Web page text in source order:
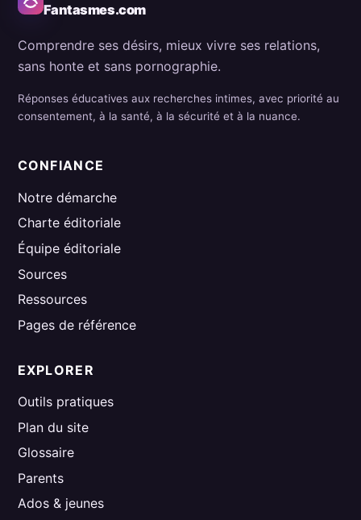
Fantasmes.com
Comprendre ses désirs, mieux vivre ses relations,
sans honte et sans pornographie.
Réponses éducatives aux recherches intimes, avec priorité au
consentement, à la santé, à la sécurité et à la nuance.
CONFIANCE
Notre démarche
Charte éditoriale
Équipe éditoriale
Sources
Ressources
Pages de référence
EXPLORER
Outils pratiques
Plan du site
Glossaire
Parents
Ados & jeunes